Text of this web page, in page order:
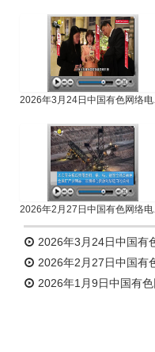
2026年3月24日中国有
2026年2月27日中国有
2026年1月9日中国有